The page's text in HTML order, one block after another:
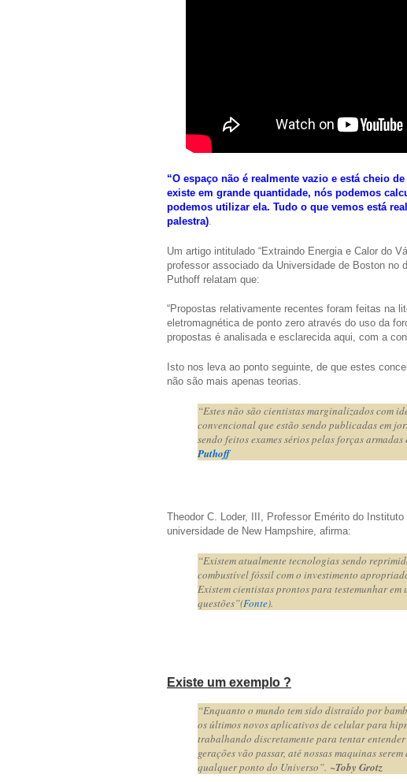
“O espaço não é realmente vazio e está cheio
existe em grande quantidade, nós podemos
podemos utilizar ela. Tudo o que vemos está
palestra).
Um artigo intitulado “Extraindo Energia e Calor do
professor associado da Universidade de Boston no
Puthoff relatam que:
“Propostas relativamente recentes foram feitas na
eletromagnética de ponto zero através do uso da
propostas é analisada e esclarecida aqui, com a
Isto nos leva ao ponto seguinte, de que estes
não são mais apenas teorias.
“Estes não são cientistas marginalizados com
convencional que estão sendo publicadas em
sendo feitos exames sérios pelas forças
Puthoff
Theodor C. Loder, III, Professor Emérito do
universidade de New Hampshire, afirma:
“Existem atualmente tecnologias sendo
combustível fóssil com o investimento
Existem cientistas prontos para testemunhar
questões”(Fonte).
Existe um exemplo ?
“Enquanto o mundo tem sido distraído por
os últimos novos aplicativos de celular para
trabalhando discretamente para tentar
gerações vão passar, até nossas maquinas
qualquer ponto do Universo”. ~Toby Grotz